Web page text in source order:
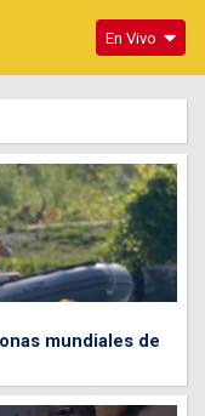
En Vivo
mundiales de